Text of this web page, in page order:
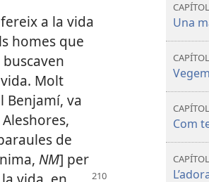
a la vida
homes que
Molt
Benjamí, va
Aleshores,
de
NM] per
Una
Com